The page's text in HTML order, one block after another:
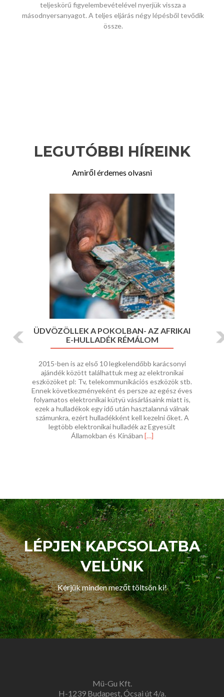
teljeskörű figyelembevételével nyerjük vissza a
másodnyersanyagot. A teljes eljárás négy lépésből tevődik
össze.
LEGUTÓBBI HÍREINK
Amiről érdemes olvasni
ÜDVÖZÖLLEK A POKOLBAN- AZ AFRIKAI
E-HULLADÉK RÉMÁLOM
2015-ben is az első 10 legkelendőbb karácsonyi
ajándék között találhattuk meg az elektronikai
eszközöket pl: Tv, telekommunikációs eszközök stb.
Ennek következményeként és persze az egész éves
folyamatos elektronikai kütyü vásárlásaink miatt is,
ezek a hulladékok egy idő után hasztalanná válnak
számunkra, ezért hulladékként kell kezelni őket. A
legtöbb elektronikai hulladék az Egyesült
Államokban és Kínában Read
afrikai
e-
hulladék
rémálom
[…]
LÉPJEN KAPCSOLATBA
VELÜNK
Kérjük minden mezőt töltsön ki!
Mü-Gu Kft.
H-1239 Budapest, Ócsai út 4/a.